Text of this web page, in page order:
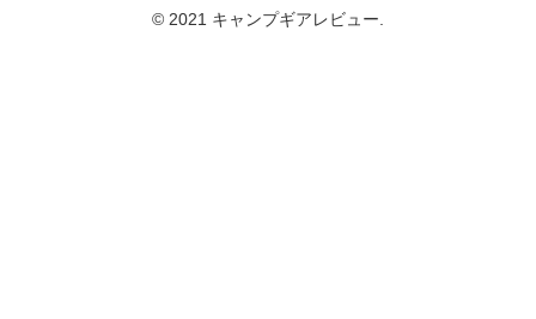
© 2021 キャンプギアレビュー.